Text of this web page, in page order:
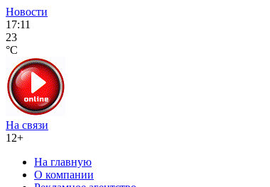
Новости
17:11
23
°C
На связи
12+
На главную
О компании